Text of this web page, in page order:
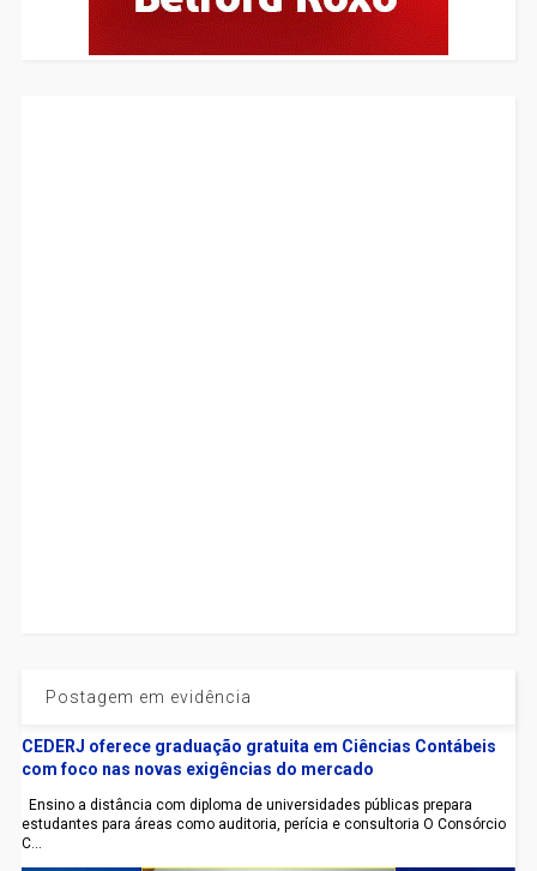
Postagem em evidência
CEDERJ oferece graduação gratuita em Ciências Contábeis
com foco nas novas exigências do mercado
Ensino a distância com diploma de universidades públicas prepara
estudantes para áreas como auditoria, perícia e consultoria O Consórcio
C...